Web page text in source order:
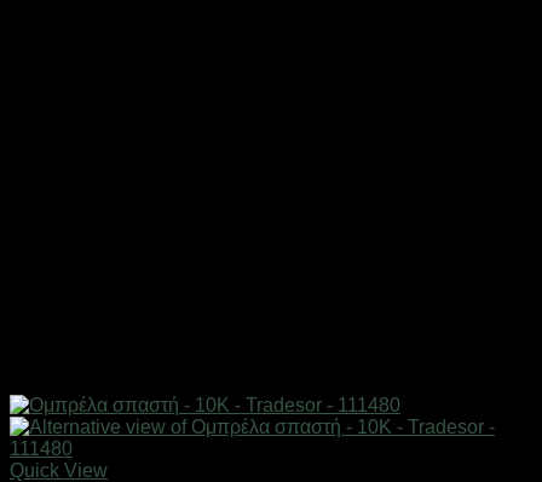
Quick View